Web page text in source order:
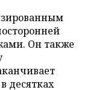
Он также
десятках